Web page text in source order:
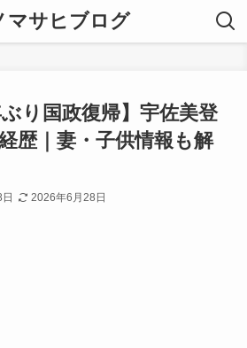
マサヒブログ
ぶり国政復帰】宇佐美登
歴｜妻・子供情報も解
2026年6月28日